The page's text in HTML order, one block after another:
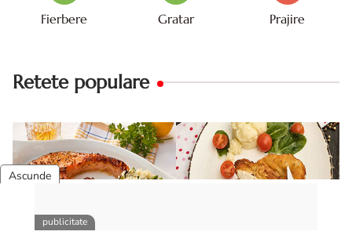
Fierbere Gratar Prajire
Retete populare